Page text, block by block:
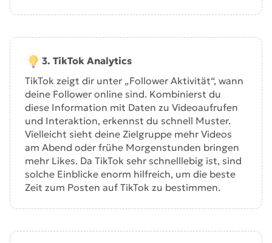
3. TikTok Analytics
TikTok zeigt dir unter „Follower Aktivität“, wann
deine Follower online sind. Kombinierst du
diese Information mit Daten zu Videoaufrufen
und Interaktion, erkennst du schnell Muster.
Vielleicht sieht deine Zielgruppe mehr Videos
am Abend oder frühe Morgenstunden bringen
mehr Likes. Da TikTok sehr schnelllebig ist, sind
solche Einblicke enorm hilfreich, um die beste
Zeit zum Posten auf TikTok zu bestimmen.